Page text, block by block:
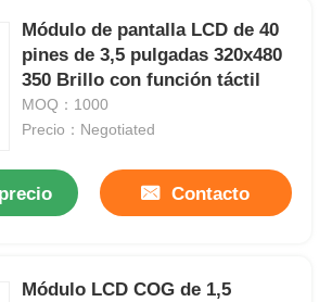
Módulo de pantalla LCD de 40
pines de 3,5 pulgadas 320x480
350 Brillo con función táctil
MOQ：1000
Precio：Negotiated
Contacto
Módulo LCD COG de 1,5